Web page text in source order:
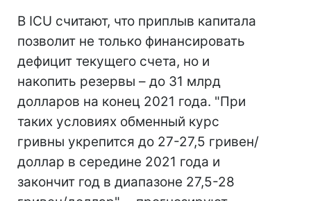
В ICU считают, что приплыв капитала
позволит не только финансировать
дефицит текущего счета, но и
накопить резервы – до 31 млрд
долларов на конец 2021 года. "При
таких условиях обменный курс
гривны укрепится до 27-27,5 гривен/
доллар в середине 2021 года и
закончит год в диапазоне 27,5-28